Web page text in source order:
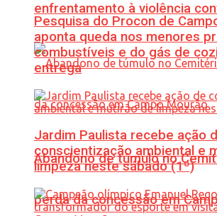
enfrentamento à violência
Abandono de túmulo no
perda da concessão em
Pesquisa do Procon de
aponta queda nos menores
combustíveis e do gás de
entrega
Jardim Paulista recebe ação
conscientização ambiental e
limpeza neste sábado (1º)